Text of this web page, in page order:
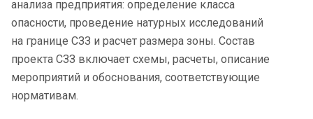
анализа предприятия: определение класса
опасности, проведение натурных исследований
на границе СЗЗ и расчет размера зоны. Состав
проекта СЗЗ включает схемы, расчеты, описание
мероприятий и обоснования, соответствующие
нормативам.